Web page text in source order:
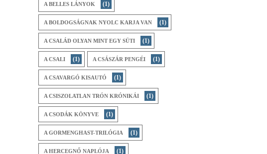
A BELLES LÁNYOK (1)
A BOLDOGSÁGNAK NYOLC KARJA VAN (1)
A CSALÁD OLYAN MINT EGY SÜTI (1)
A CSALI (1) A CSÁSZÁR PENGÉI (1)
A CSAVARGÓ KISAUTÓ (1)
A CSISZOLATLAN TRÓN KRÓNIKÁI (1)
A CSODÁK KÖNYVE (1)
A GORMENGHAST-TRILÓGIA (1)
A HERCEGNŐ NAPLÓJA (1)